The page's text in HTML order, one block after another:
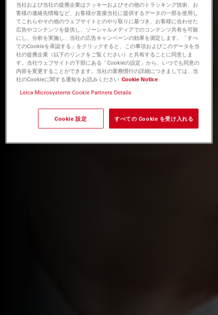
当社および当社の提携企業はクッキーおよびその他のトラッキング技術、お
客様の連絡先情報など、お客様が直接当社に提供するデータの一部を使用し
てこれらやその他のウェブサイトとのやり取りに基づき、お客様に合わせた
広告やコンテンツを提供し、ソーシャルメディアでのコンテンツ共有を可能
にし、分析を実施し、当社の広告キャンペーンの効果を測定します。「すべ
てのCookieを承認する」をクリックすると、この事項およびこのデータを当
社の提携企業（以下のリンクをご覧ください）と共有することに同意しま
す。当社ウェブサイトの下部にある「Cookieの設定」から、いつでも同意の
内容を変更することができます。当社の業務慣行の詳細につきましては、当
社のCookieに関する通知をお読みください Cookie Notice
Leica Microsystems Cookie Partners Details
Cookie 設定 すべての Cookie を受け入れる